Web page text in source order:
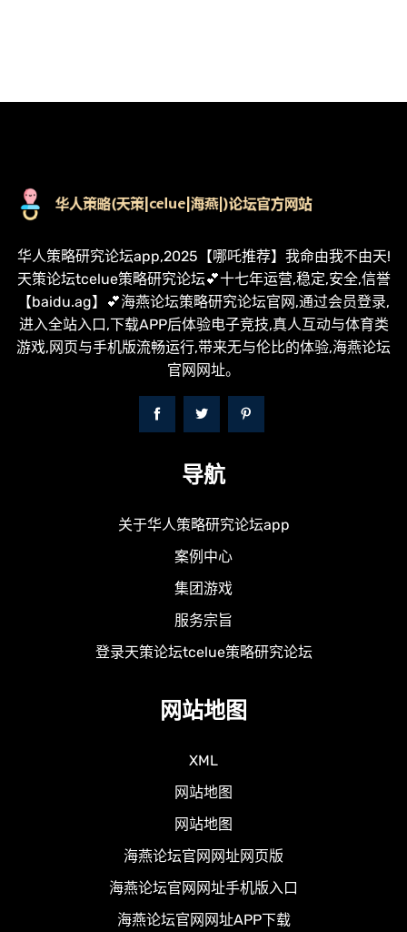
华人策略研究论坛app,2025【哪吒推荐】我命由我不由天!
天策论坛tcelue策略研究论坛💕十七年运营,稳定,安全,信誉
【baidu.ag】💕海燕论坛策略研究论坛官网,通过会员登录,
进入全站入口,下载APP后体验电子竞技,真人互动与体育类
游戏,网页与手机版流畅运行,带来无与伦比的体验,海燕论坛
官网网址。
导航
关于华人策略研究论坛app
案例中心
集团游戏
服务宗旨
登录天策论坛tcelue策略研究论坛
网站地图
XML
网站地图
网站地图
海燕论坛官网网址网页版
海燕论坛官网网址手机版入口
海燕论坛官网网址APP下载